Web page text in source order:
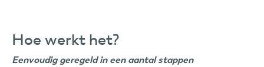
Hoe werkt het?
Eenvoudig geregeld in een aantal stappen